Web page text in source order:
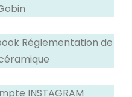
Réglementation de
INSTAGRAM